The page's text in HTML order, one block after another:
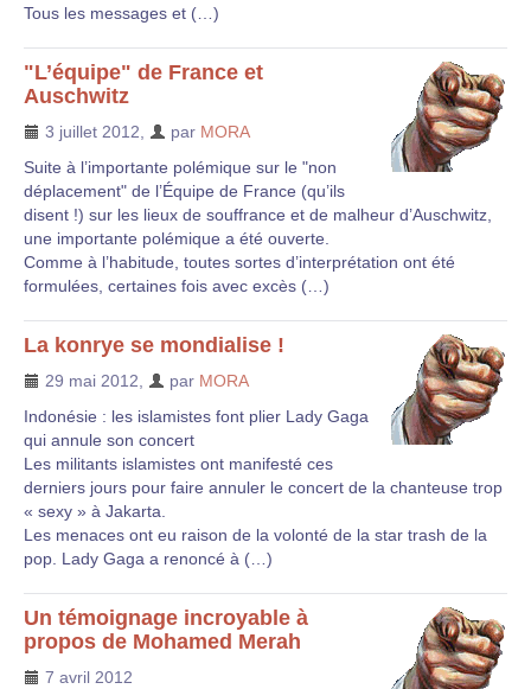
Tous les messages et (…)
"L’équipe" de France et
Auschwitz
3 juillet 2012 par MORA
Suite à l’importante polémique sur le "non
déplacement" de l’Équipe de France (qu’ils
disent !) sur les lieux de souffrance et de malheur d’Auschwitz,
une importante polémique a été ouverte.
Comme à l’habitude, toutes sortes d’interprétation ont été
formulées, certaines fois avec excès (…)
La konrye se mondialise !
29 mai 2012 par MORA
Indonésie : les islamistes font plier Lady Gaga
qui annule son concert
Les militants islamistes ont manifesté ces
derniers jours pour faire annuler le concert de la chanteuse trop
« sexy » à Jakarta.
Les menaces ont eu raison de la volonté de la star trash de la
pop. Lady Gaga a renoncé à (…)
Un témoignage incroyable à
propos de Mohamed Merah
7 avril 2012